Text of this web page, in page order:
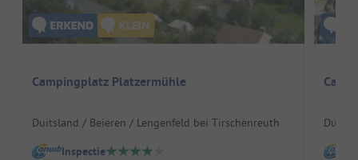
Campingplatz Platzermühle
Duitsland / Beieren / Lengenfeld bei Tirschenreuth
Inspectie